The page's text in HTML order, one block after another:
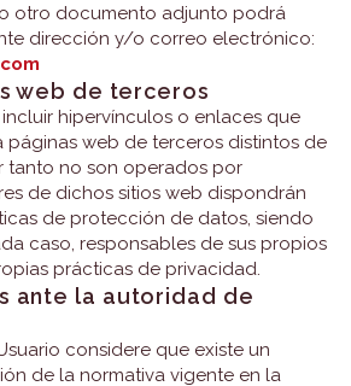
otro documento adjunto podrá
dirección y/o correo electrónico:
web de terceros
hipervínculos o enlaces que
páginas web de terceros distintos de
tanto no son operados por
de dichos sitios web dispondrán
de protección de datos, siendo
caso, responsables de sus propios
prácticas de privacidad.
ante la autoridad de
considere que existe un
de la normativa vigente en la